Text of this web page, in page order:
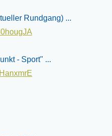
Rundgang) ...
- Sport" ...